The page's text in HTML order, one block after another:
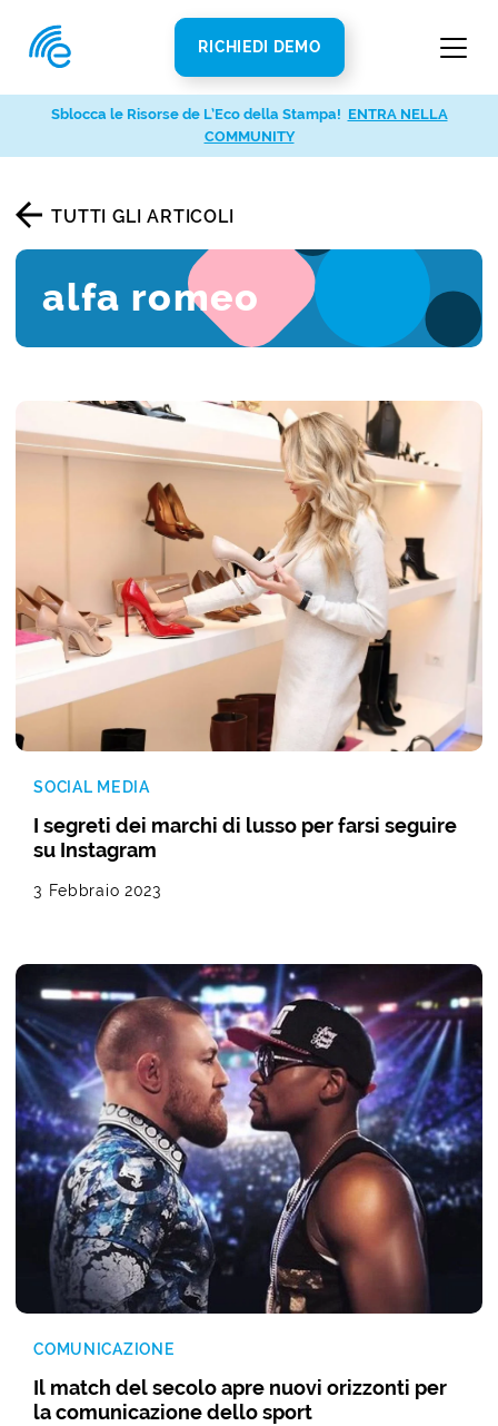
RICHIEDI DEMO
TUTTI GLI ARTICOLI
alfa romeo
SOCIAL MEDIA
I segreti dei marchi di lusso per farsi seguire
su Instagram
3 Febbraio 2023
COMUNICAZIONE
Il match del secolo apre nuovi orizzonti per
la comunicazione dello sport
Sblocca le Risorse de L’Eco della Stampa! ENTRA NELLA
COMMUNITY